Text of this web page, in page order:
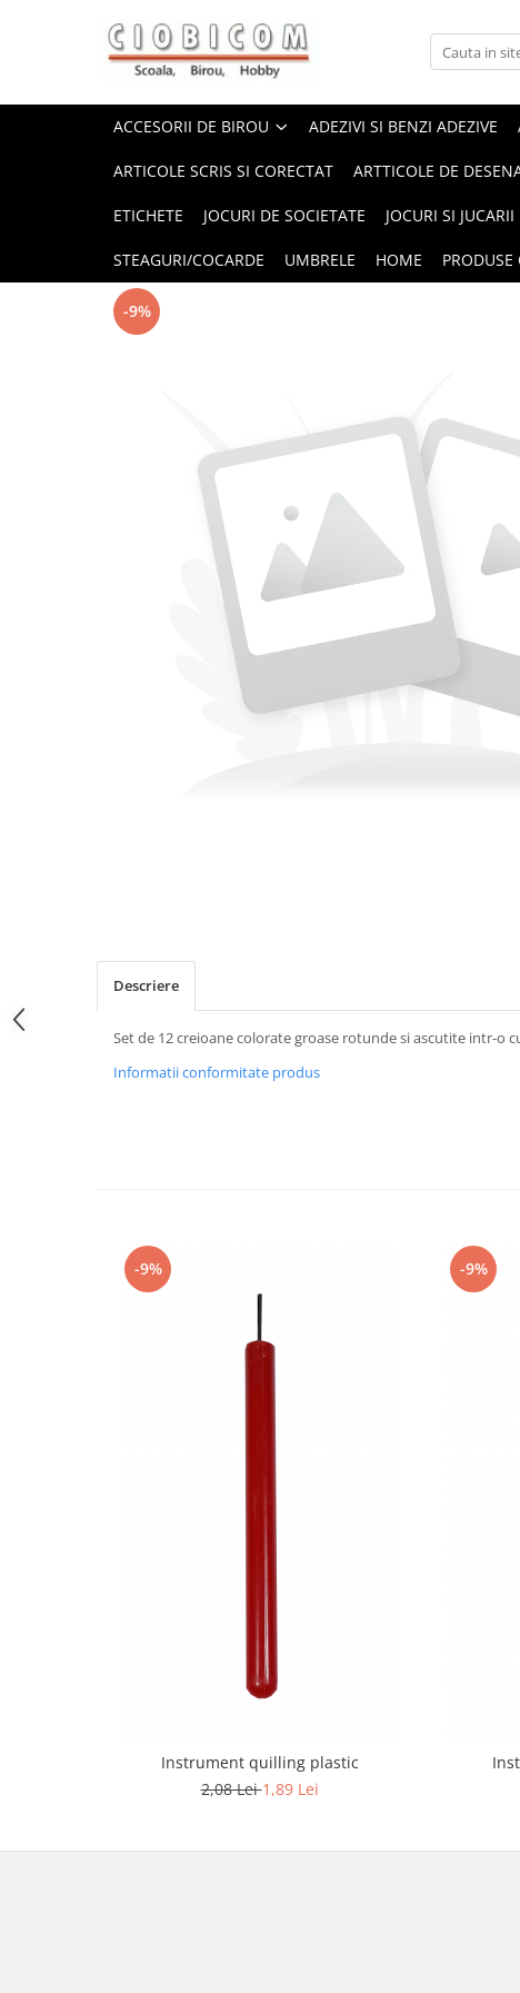
Accesorii de birou
Suporti birou
Articole din hartie
Role casa marcat si fax
ACCESORII DE BIROU ADEZIVI SI BENZI ADEZIVE
ARTICOLE SCRIS SI CORECTAT ARTTICOLE DE
ETICHETE JOCURI DE SOCIETATE JOCURI SI JUCARII
STEAGURI/COCARDE UMBRELE HOME PRODUSE
-9%
Descriere
Set de 12 creioane colorate groase rotunde si ascutite intr-o
Informatii conformitate produs
-9%
Instrument quilling plastic
2,08 Lei1,89 Lei
-9%